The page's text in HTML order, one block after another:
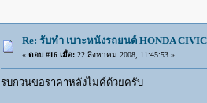
Re: รับทำ เบาะหนังรถยนต์ HONDA
« ตอบ #16 เมื่อ:22 สิงหาคม 2008, 11:45:53 »
รบกวนขอราคาหลังไมค์ด้วยครับ